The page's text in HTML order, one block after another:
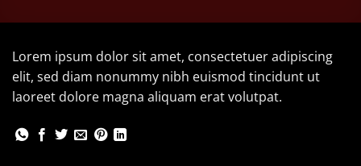
Lorem ipsum dolor sit amet, consectetuer adipiscing
elit, sed diam nonummy nibh euismod tincidunt ut
laoreet dolore magna aliquam erat volutpat.